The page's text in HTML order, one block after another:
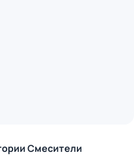
Смесители